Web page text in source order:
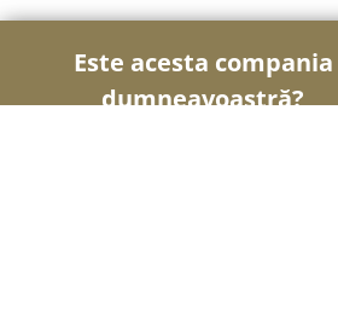
Este acesta compania
dumneavoastră?